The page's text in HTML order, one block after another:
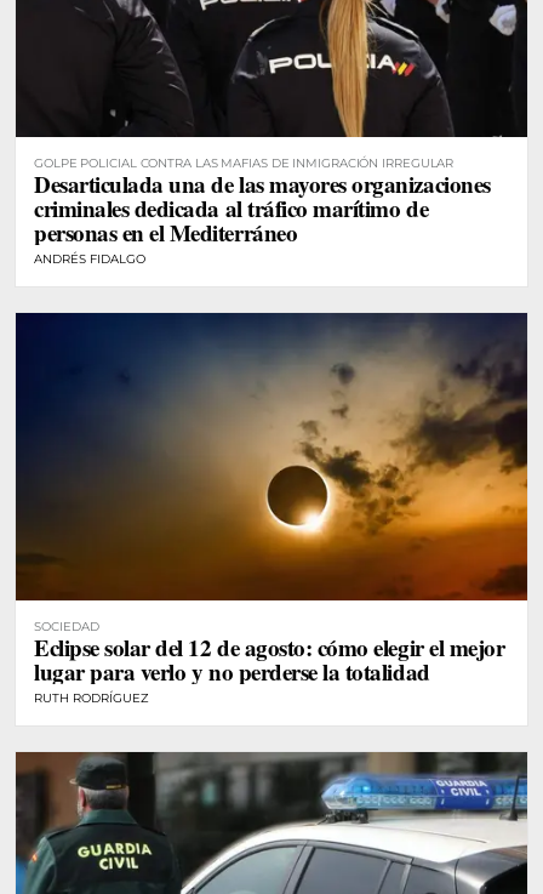
GOLPE POLICIAL CONTRA LAS MAFIAS DE INMIGRACIÓN IRREGULAR
Desarticulada una de las mayores organizaciones
criminales dedicada al tráfico marítimo de
personas en el Mediterráneo
ANDRÉS FIDALGO
SOCIEDAD
Eclipse solar del 12 de agosto: cómo elegir el mejor
lugar para verlo y no perderse la totalidad
RUTH RODRÍGUEZ